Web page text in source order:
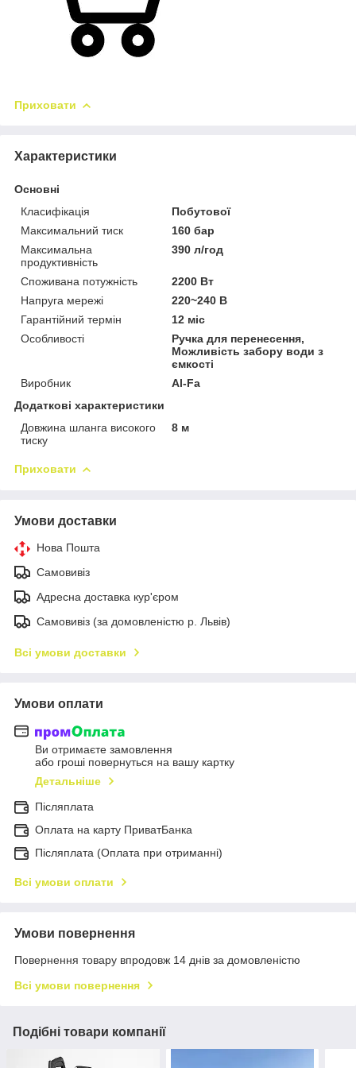
Приховати
Характеристики
Основні
Класифікація
Побутової
Максимальний тиск
160 бар
Максимальна
продуктивність
390 л/год
Споживана потужність
2200 Вт
Напруга мережі
220~240 В
Гарантійний термін
12 міс
Особливості
Ручка для перенесення,
Можливість забору води з
ємкості
Виробник
Al-Fa
Додаткові характеристики
Довжина шланга високого
тиску
8 м
Приховати
Умови доставки
Нова Пошта
Самовивіз
Адресна доставка кур'єром
Самовивіз (за домовленістю р. Львів)
Всі умови доставки
Умови оплати
Ви отримаєте замовлення
або гроші повернуться на вашу картку
Детальніше
Післяплата
Оплата на карту ПриватБанка
Післяплата (Оплата при отриманні)
Всі умови оплати
Умови повернення
Повернення товару впродовж 14 днів за домовленістю
Всі умови повернення
Подібні товари компанії